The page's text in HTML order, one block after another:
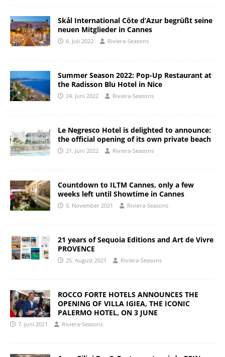
Skål International Côte d’Azur begrüßt seine
neuen Mitglieder in Cannes
6. Juli 2022 Riviera-Seasons
Summer Season 2022: Pop-Up Restaurant at
the Radisson Blu Hotel in Nice
24. Juni 2022 Riviera-Seasons
Le Negresco Hotel is delighted to announce:
the official opening of its own private beach
21. Juni 2022 Riviera-Seasons
Countdown to ILTM Cannes, only a few
weeks left until Showtime in Cannes
5. November 2021 Riviera-Seasons
21 years of Sequoia Editions and Art de Vivre
PROVENCE
25. August 2021 Riviera-Seasons
ROCCO FORTE HOTELS ANNOUNCES THE
OPENING OF VILLA IGIEA, THE ICONIC
PALERMO HOTEL, ON 3 JUNE
7. Juni 2021 Riviera-Seasons